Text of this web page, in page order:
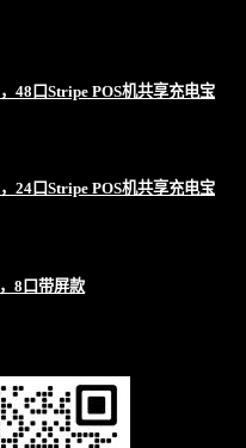
48口Stripe POS机共享充电宝
24口Stripe POS机共享充电宝
8口带屏款